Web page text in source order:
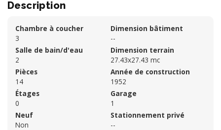
Description
Chambre à coucher
3
Salle de bain/d'eau
2
Pièces
14
Étages
0
Neuf
Non
Dimension bâtiment
--
Dimension terrain
27.43x27.43 mc
Année de construction
1952
Garage
1
Stationnement privé
--